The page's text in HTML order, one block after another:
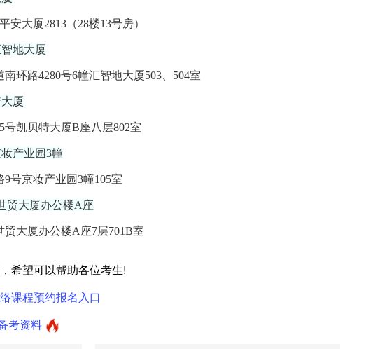
大厦2813（28楼13号房）
地大厦
路4280号6幢汇智地大厦503、504室
厦
凯贝特大厦B座八层802室
产业园3幢
京妆产业园3幢105室
贸大厦办公楼A座
大厦办公楼A座7层701B室
希望可以帮助各位考生!
课程预约报名入口
考资料